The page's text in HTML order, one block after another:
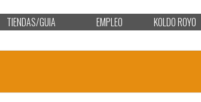
TIENDAS/GUIA EMPLEO KOLDO ROYO